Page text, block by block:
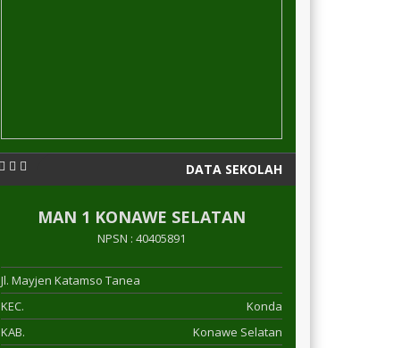
DATA SEKOLAH
MAN 1 KONAWE SELATAN
NPSN : 40405891
Jl. Mayjen Katamso Tanea
KEC.
Konda
KAB.
Konawe Selatan